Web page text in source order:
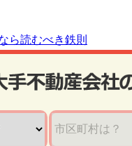
ら読むべき鉄則